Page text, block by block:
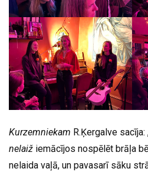
Kurzemniekam R.Ķergalve
nelaiž iemācījos nospēlēt brāļa
nelaida vaļā, un pavasarī sāku